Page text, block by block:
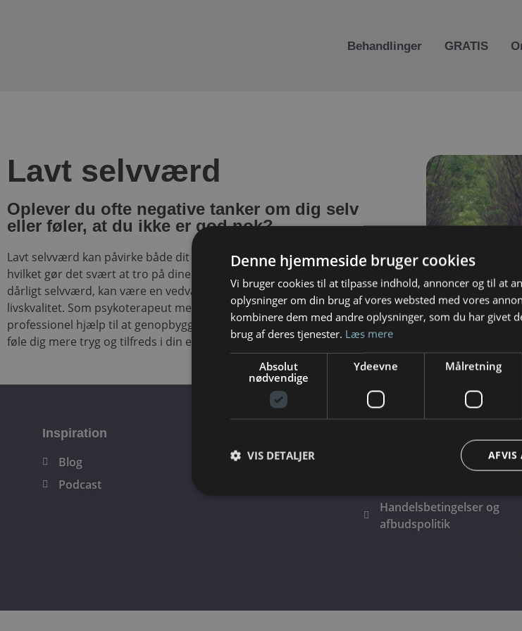
Behandlinger GRATIS
Lavt selvværd
Oplever du ofte negative tanker om dig selv
eller føler, at du ikke er god nok?
Lavt selvværd kan påvirke både dit mentale og fysiske velbefindende,
hvilket gør det svært at tro på dine egne evner. Lavt selvværd, eller
dårligt selvværd, kan være en vedvarende tilstand, som hæmmer din
livskvalitet. Som psykoterapeut med speciale i selvværd tilbyder jeg
professionel hjælp til at genopbygge dit selvværd og hjælpe dig med at
føle dig mere tryg og tilfreds i din egen krop og sind.
Inspiration
Blog
Podcast
Psykoterapi
Handelsbetingelser og
afbudspolitik
Denne hjemmeside bruger cookies
Vi bruger cookies til at tilpasse indhold, annoncer og til at
oplysninger om din brug af vores websted med vores
kombinere dem med andre oplysninger, som du har givet
brug af deres tjenester. Læs mere
Absolut
nødvendige
Ydeevne Målretning
AFVIS
VIS DETALJER